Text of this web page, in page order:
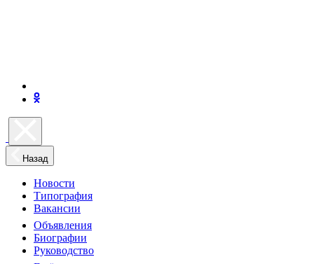
Назад
Новости
Типография
Вакансии
Объявления
Биографии
Руководство